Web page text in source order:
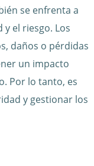
se enfrenta a
el riesgo. Los
daños o pérdidas
un impacto
Por lo tanto, es
y gestionar los